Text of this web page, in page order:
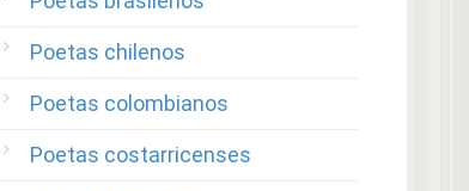
Poetas chilenos
Poetas colombianos
Poetas costarricenses